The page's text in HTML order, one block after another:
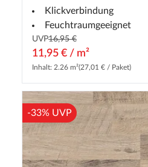
Klickverbindung
Feuchtraumgeeignet
UVP16,95 €
11,95 € / m²
Inhalt: 2.26 m²(27,01 € / Paket)
-33% UVP